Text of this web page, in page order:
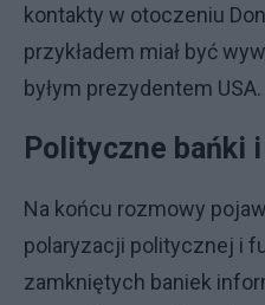
kontakty w otoczeniu
przykładem miał być
byłym prezydentem USA.
Polityczne bańki
Na końcu rozmowy
polaryzacji politycznej i
zamkniętych baniek